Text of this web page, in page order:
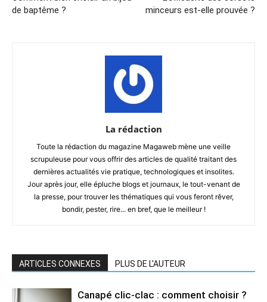
de baptême ?
minceurs est-elle prouvée ?
La rédaction
Toute la rédaction du magazine Magaweb mène une veille
scrupuleuse pour vous offrir des articles de qualité traitant des
dernières actualités vie pratique, technologiques et insolites.
Jour après jour, elle épluche blogs et journaux, le tout-venant de
la presse, pour trouver les thématiques qui vous feront rêver,
bondir, pester, rire... en bref, que le meilleur !
ARTICLES CONNEXES PLUS DE L'AUTEUR
Canapé clic-clac : comment choisir ?